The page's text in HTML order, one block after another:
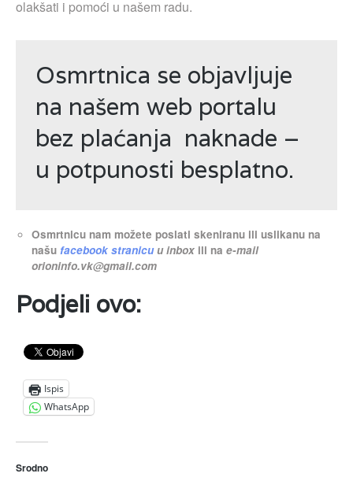
olakšati i pomoći u našem radu.
Osmrtnica se objavljuje
na našem web portalu
bez plaćanja naknade –
u potpunosti besplatno.
Osmrtnicu nam možete poslati skeniranu ili uslikanu na
našufacebook stranicuu inbox ili nae-mail
orioninfo.vk@gmail.com
Podjeli ovo:
Ispis
WhatsApp
Srodno